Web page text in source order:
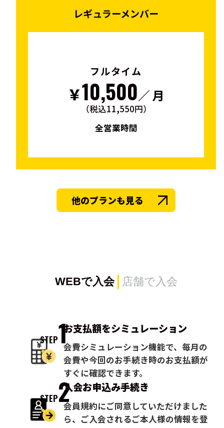
レギュラーメンバー
フルタイム
￥10,500／ 月
（税込11,550円）
全営業時間
他のプランも見る
WEBで入会 店舗で入会
STEP1お支払額をシミュレーション
会費シミュレーション機能で、毎月の
会費や今回のお手続き時のお支払額が
すぐに確認できます。
STEP2入会お申込み手続き
会員規約にご同意していただけました
ら、ご入会されるご本人様の情報を登